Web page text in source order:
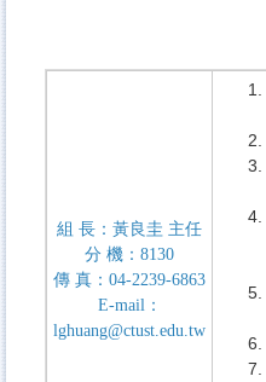
健康法規與辦法
學生團體平安保險
餐飲衛生管理
表格單張下載
組 長：黃良圭 主任
分 機： 8130
傳 真： 04-2239-6863
E-mail：
lghuang@ctust.edu.tw